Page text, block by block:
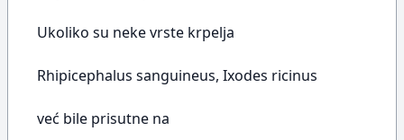
Ukoliko su neke vrste krpelja
Rhipicephalus sanguineus, Ixodes ricinus
već bile prisutne na